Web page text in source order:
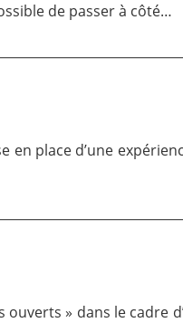
de passer à côté…
en place d’une
» dans le cadre